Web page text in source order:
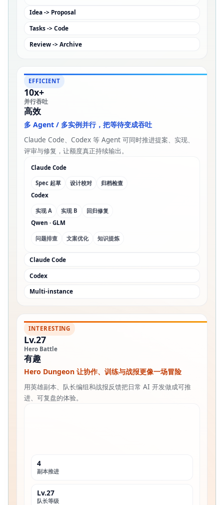
Idea -> Proposal
Tasks -> Code
Review -> Archive
EFFICIENT
10x+
并行吞吐
高效
多 Agent / 多实例并行，把等待变成吞吐
Claude Code、Codex 等 Agent 可同时推进提案、实现、
评审与修复，让额度真正持续输出。
Claude Code
Spec 起草 设计校对
归档检查
Codex
实现 A 实现 B
回归修复
Qwen · GLM
问题排查 文案优化 知识提炼
Claude Code
Codex
Multi-instance
INTERESTING
Lv.27
Hero Battle
有趣
Hero Dungeon 让协作、训练与战报更像一场冒险
用英雄副本、队长编组和战报反馈把日常 AI 开发做成可推
进、可复盘的体验。
4
副本推进
Lv.27
队长等级